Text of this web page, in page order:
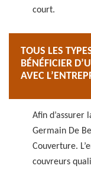
court.
TOUS LES
BÉNÉFICIER
AVEC
Afin d’assurer
Germain De
Couverture.
couvreurs